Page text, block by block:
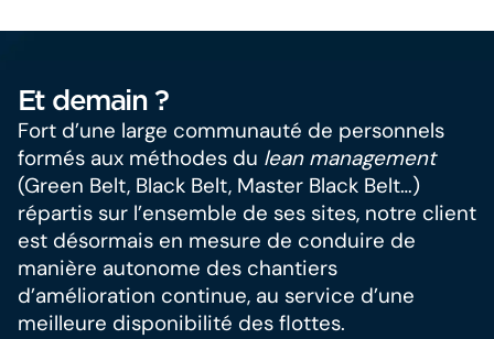
Et demain ?
Fort d’une large communauté de personnels
formés aux méthodes du lean management
(Green Belt, Black Belt, Master Black Belt…)
répartis sur l’ensemble de ses sites, notre client
est désormais en mesure de conduire de
manière autonome des chantiers
d’amélioration continue, au service d’une
meilleure disponibilité des flottes.